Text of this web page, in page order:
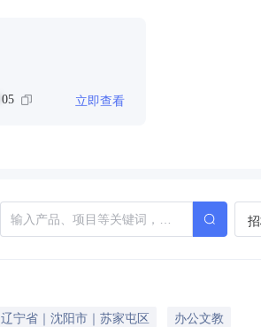
05 立即查看
辽宁省｜沈阳市｜苏家屯区
办公文教